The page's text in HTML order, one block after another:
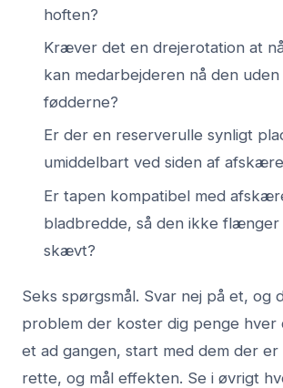
hoften?
Kræver det en drejerotation at
kan medarbejderen nå den
fødderne?
Er der en reserverulle synligt
umiddelbart ved siden af
Er tapen kompatibel med
bladbredde, så den ikke
skævt?
Seks spørgsmål. Svar nej på et, og
problem der koster dig penge hver
et ad gangen, start med dem der er
rette, og mål effekten. Se i øvrigt